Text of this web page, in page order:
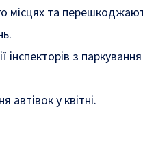
місцях та
з
автівок у квітні.